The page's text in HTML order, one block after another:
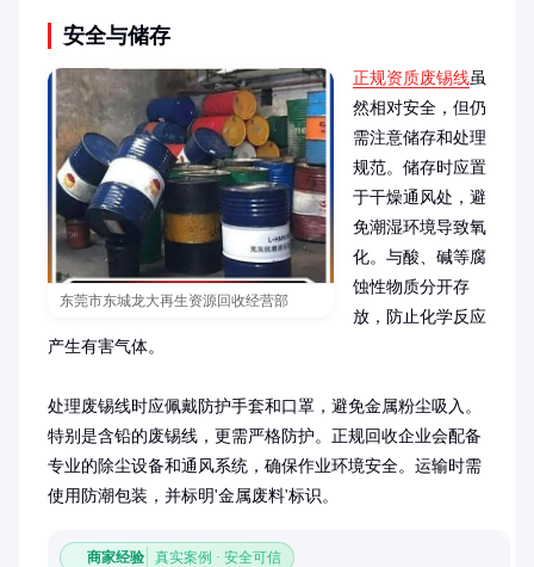
安全与储存
东莞市东城龙大再生资源回收经营部
正规资质废锡线虽
然相对安全，但仍
需注意储存和处理
规范。储存时应置
于干燥通风处，避
免潮湿环境导致氧
化。与酸、碱等腐
蚀性物质分开存
放，防止化学反应
产生有害气体。
处理废锡线时应佩戴防护手套和口罩，避免金属粉尘吸入。
特别是含铅的废锡线，更需严格防护。正规回收企业会配备
专业的除尘设备和通风系统，确保作业环境安全。运输时需
使用防潮包装，并标明'金属废料'标识。
商家经验 真实案例 · 安全可信